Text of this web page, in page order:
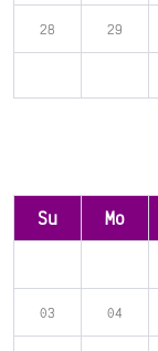
28 29
Su Mo
03 04